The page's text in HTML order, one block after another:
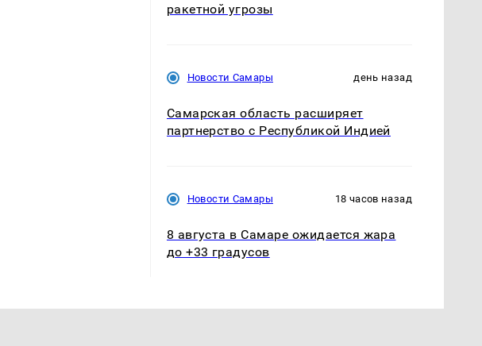
ракетной угрозы
Новости Самары день назад
Самарская область расширяет
партнерство с Республикой Индией
Новости Самары 18 часов назад
8 августа в Самаре ожидается жара
до +33 градусов